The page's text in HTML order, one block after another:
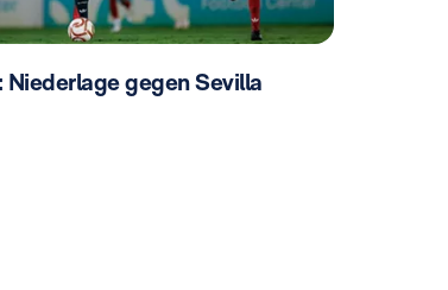
Niederlage gegen Sevilla